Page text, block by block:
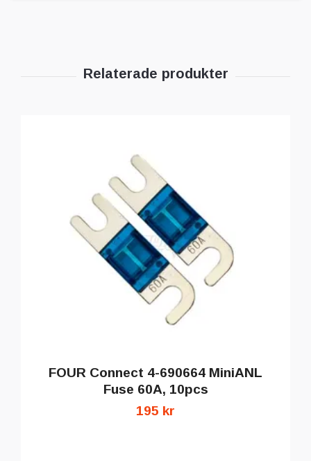
FOUR Connect 4-690664 MiniANL
Fuse 60A, 10pcs
195 kr